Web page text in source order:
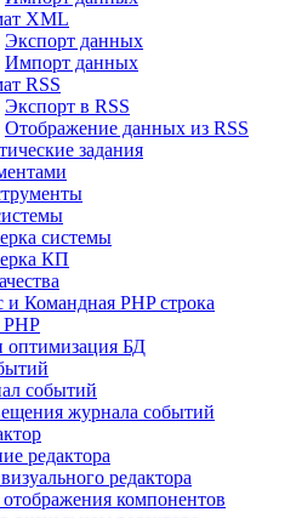
XML
Экспорт данных
Импорт данных
RSS
Экспорт в RSS
Отображение данных из RSS
задания
системы
КП
и Командная PHP строка
оптимизация БД
событий
журнала событий
редактора
редактора
компонентов